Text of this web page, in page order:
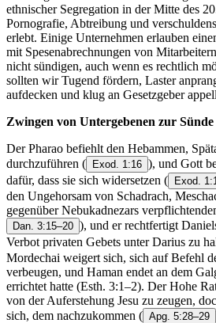
ethnischer Segregation in der Mitte des
Pornografie, Abtreibung und
erlebt. Einige Unternehmen erlauben
mit Spesenabrechnungen von
nicht sündigen, auch wenn es rechtlich
sollten wir Tugend fördern, Laster
aufdecken und klug an Gesetzgeber
Zwingen von Untergebenen zur Sünde
Der Pharao befiehlt den Hebammen,
durchzuführen ( Exod. 1:16 ), und Gott
dafür, dass sie sich widersetzen ( Exod.
den Ungehorsam von Schadrach,
gegenüber Nebukadnezars
Dan. 3:15–20 ), und er rechtfertigt
Verbot privaten Gebets unter Darius zu
Mordechai weigert sich, sich auf Befehl
verbeugen, und Haman endet an dem
errichtet hatte (Esth. 3:1–2). Der Hohe
von der Auferstehung Jesu zu zeugen,
sich, dem nachzukommen ( Apg. 5:28–29